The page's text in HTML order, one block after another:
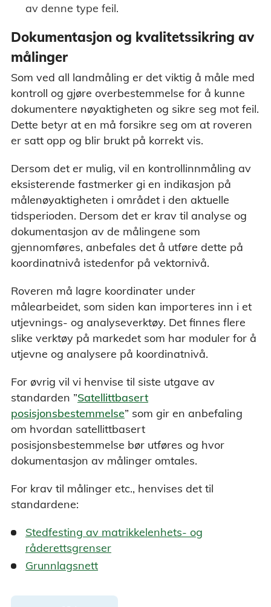
av denne type feil.
Dokumentasjon og kvalitetssikring av
målinger
Som ved all landmåling er det viktig å måle med
kontroll og gjøre overbestemmelse for å kunne
dokumentere nøyaktigheten og sikre seg mot feil.
Dette betyr at en må forsikre seg om at roveren
er satt opp og blir brukt på korrekt vis.
Dersom det er mulig, vil en kontrollinnmåling av
eksisterende fastmerker gi en indikasjon på
målenøyaktigheten i området i den aktuelle
tidsperioden. Dersom det er krav til analyse og
dokumentasjon av de målingene som
gjennomføres, anbefales det å utføre dette på
koordinatnivå istedenfor på vektornivå.
Roveren må lagre koordinater under
målearbeidet, som siden kan importeres inn i et
utjevnings- og analyseverktøy. Det finnes flere
slike verktøy på markedet som har moduler for å
utjevne og analysere på koordinatnivå.
For øvrig vil vi henvise til siste utgave av
standarden ”Satellittbasert
posisjonsbestemmelse” som gir en anbefaling
om hvordan satellittbasert
posisjonsbestemmelse bør utføres og hvor
dokumentasjon av målinger omtales.
For krav til målinger etc., henvises det til
standardene:
Stedfesting av matrikkelenhets- og
råderettsgrenser
Grunnlagsnett